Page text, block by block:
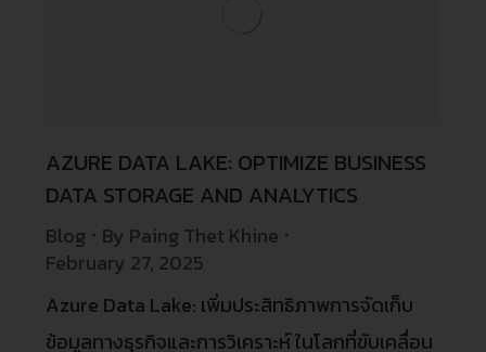
AZURE DATA LAKE: OPTIMIZE BUSINESS
DATA STORAGE AND ANALYTICS
Blog By Paing Thet Khine
February 27, 2025
Azure Data Lake: เพิ่มประสิทธิภาพการจัดเก็บ
ข้อมูลทางธุรกิจและการวิเคราะห์ ในโลกที่ขับเคลื่อน